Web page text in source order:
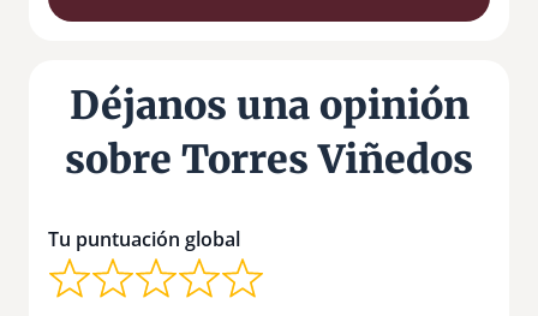
Déjanos una opinión
sobre Torres Viñedos
Tu puntuación global